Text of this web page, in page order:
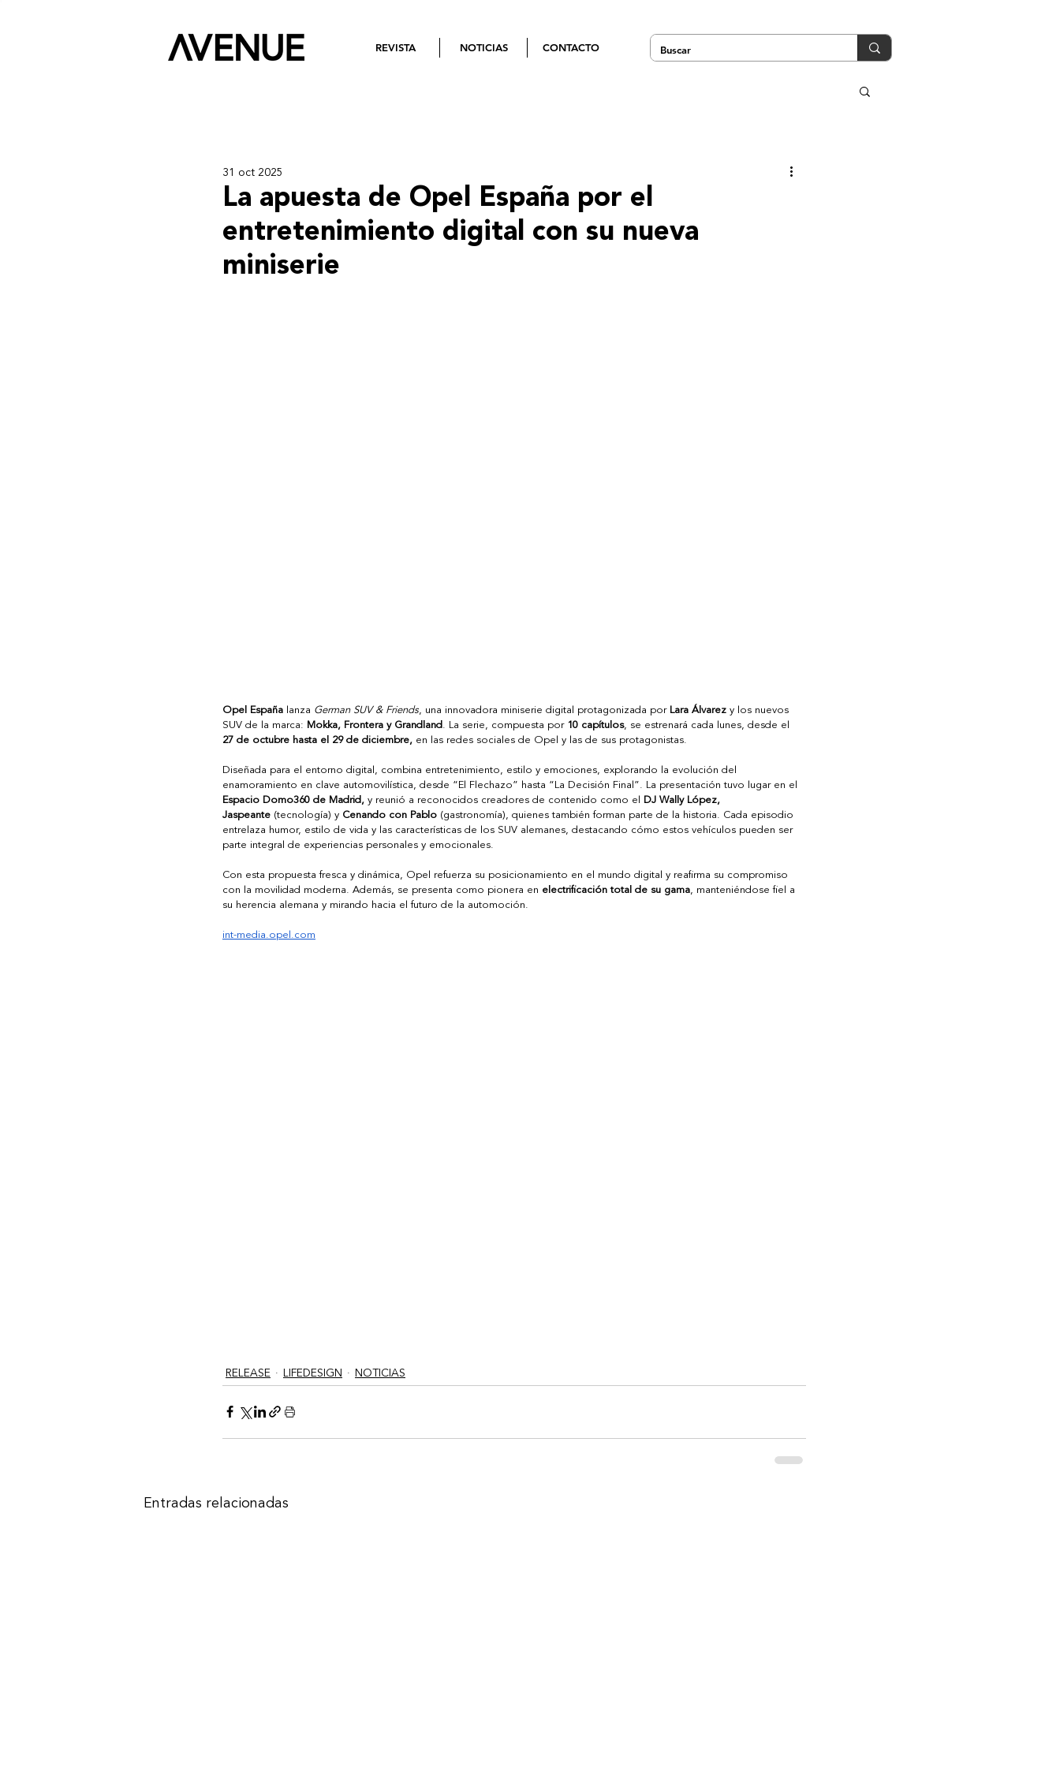
REVISTA NOTICIAS CONTACTO
La apuesta de Opel España por el
entretenimiento digital con su nueva
miniserie
31 oct 2025
Opel España lanza German SUV & Friends, una innovadora miniserie digital protagonizada por Lara Álvarez y los nuevos
SUV de la marca: Mokka, Frontera y Grandland. La serie, compuesta por 10 capítulos, se estrenará cada lunes, desde el
27 de octubre hasta el 29 de diciembre, en las redes sociales de Opel y las de sus protagonistas.
Diseñada para el entorno digital, combina entretenimiento, estilo y emociones, explorando la evolución del
enamoramiento en clave automovilística, desde “El Flechazo” hasta “La Decisión Final”. La presentación tuvo lugar en el
Espacio Domo360 de Madrid, y reunió a reconocidos creadores de contenido como el
DJ Wally López,
Jaspeante (tecnología) y Cenando con Pablo (gastronomía), quienes también forman parte de la historia. Cada episodio
entrelaza humor, estilo de vida y las características de los SUV alemanes, destacando cómo estos vehículos pueden ser
parte integral de experiencias personales y emocionales.
Con esta propuesta fresca y dinámica, Opel refuerza su posicionamiento en el mundo digital y reafirma su compromiso
con la movilidad moderna. Además, se presenta como pionera en electrificación total de su gama, manteniéndose fiel a
su herencia alemana y mirando hacia el futuro de la automoción.
int-media.opel.com
RELEASE LIFEDESIGN NOTICIAS
Entradas relacionadas